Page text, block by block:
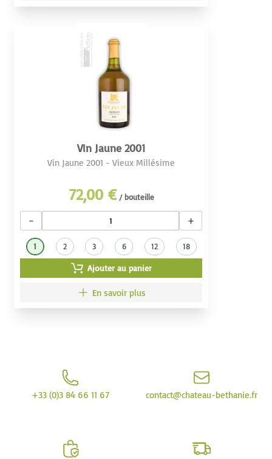
Vin Jaune 2001
Vin Jaune 2001 - Vieux Millésime
72,00 € / bouteille
− +
1 2 3 6 12 18
Ajouter au panier
En savoir plus
+33 (0)3 84 66 11 67 contact@chateau-bethanie.fr